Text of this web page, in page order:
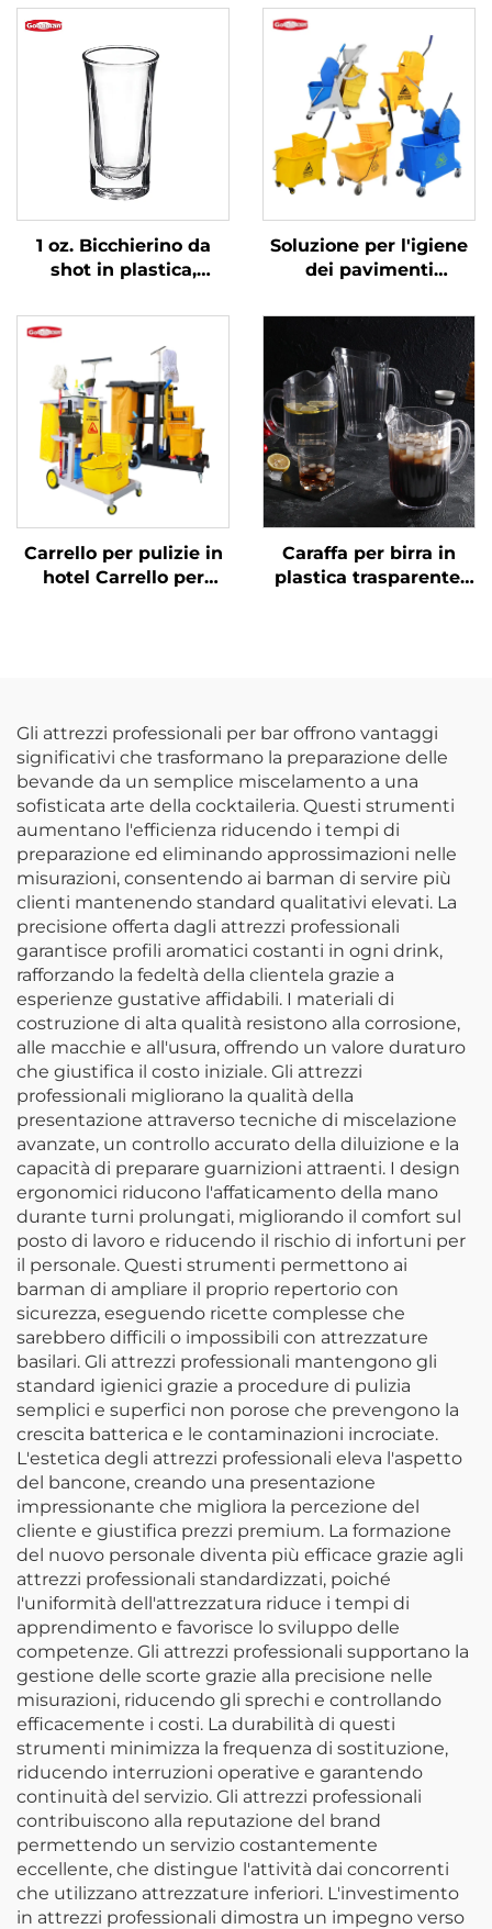
1 oz. Bicchierino da
shot in plastica,
trasparente, DR3037
Soluzione per l'igiene
dei pavimenti
per pulizie con secchio
strizzatore per mocio
Carrello per pulizie in
hotel Carrello per
Caraffa per birra in
plastica trasparente,
Gli attrezzi professionali per bar offrono vantaggi
significativi che trasformano la preparazione delle
bevande da un semplice miscelamento a una
sofisticata arte della cocktaileria. Questi strumenti
aumentano l'efficienza riducendo i tempi di
preparazione ed eliminando approssimazioni nelle
misurazioni, consentendo ai barman di servire più
clienti mantenendo standard qualitativi elevati. La
precisione offerta dagli attrezzi professionali
garantisce profili aromatici costanti in ogni drink,
rafforzando la fedeltà della clientela grazie a
esperienze gustative affidabili. I materiali di
costruzione di alta qualità resistono alla corrosione,
alle macchie e all'usura, offrendo un valore duraturo
che giustifica il costo iniziale. Gli attrezzi
professionali migliorano la qualità della
presentazione attraverso tecniche di miscelazione
avanzate, un controllo accurato della diluizione e la
capacità di preparare guarnizioni attraenti. I design
ergonomici riducono l'affaticamento della mano
durante turni prolungati, migliorando il comfort sul
posto di lavoro e riducendo il rischio di infortuni per
il personale. Questi strumenti permettono ai
barman di ampliare il proprio repertorio con
sicurezza, eseguendo ricette complesse che
sarebbero difficili o impossibili con attrezzature
basilari. Gli attrezzi professionali mantengono gli
standard igienici grazie a procedure di pulizia
semplici e superfici non porose che prevengono la
crescita batterica e le contaminazioni incrociate.
L'estetica degli attrezzi professionali eleva l'aspetto
del bancone, creando una presentazione
impressionante che migliora la percezione del
cliente e giustifica prezzi premium. La formazione
del nuovo personale diventa più efficace grazie agli
attrezzi professionali standardizzati, poiché
l'uniformità dell'attrezzatura riduce i tempi di
apprendimento e favorisce lo sviluppo delle
competenze. Gli attrezzi professionali supportano la
gestione delle scorte grazie alla precisione nelle
misurazioni, riducendo gli sprechi e controllando
efficacemente i costi. La durabilità di questi
strumenti minimizza la frequenza di sostituzione,
riducendo interruzioni operative e garantendo
continuità del servizio. Gli attrezzi professionali
contribuiscono alla reputazione del brand
permettendo un servizio costantemente
eccellente, che distingue l'attività dai concorrenti
che utilizzano attrezzature inferiori. L'investimento
in attrezzi professionali dimostra un impegno verso